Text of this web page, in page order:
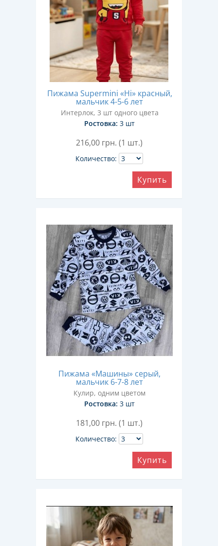
Пижама Supermini «Hi» красный,
мальчик 4-5-6 лет
Интерлок, 3 шт одного цвета
Ростовка: 3 шт
216,00 грн. (1 шт.)
Количество:
Купить
Пижама «Машины» серый,
мальчик 6-7-8 лет
Кулир, одним цветом
Ростовка: 3 шт
181,00 грн. (1 шт.)
Количество:
Купить